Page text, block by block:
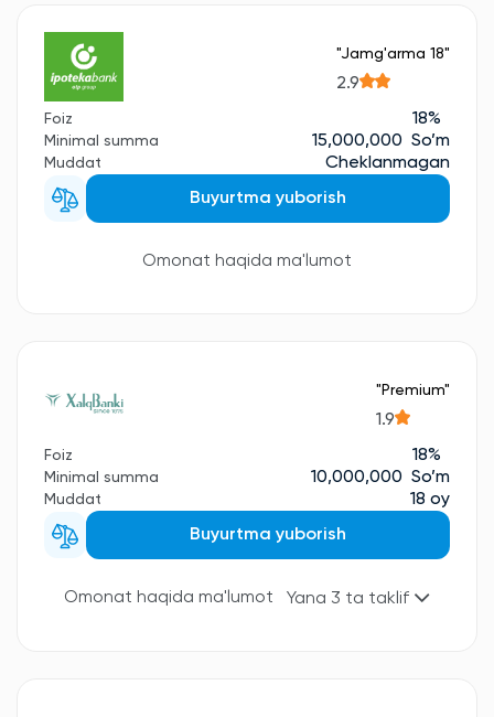
"Jamg'arma 18"
2.9
Foiz 18%
Minimal summa 15,000,000 So’m
Muddat
Cheklanmagan
Buyurtma yuborish
Omonat haqida ma'lumot
"Premium"
1.9
Foiz 18%
Minimal summa 10,000,000 So’m
Muddat
18 oy
Buyurtma yuborish
Omonat haqida ma'lumot Yana 3 ta taklif